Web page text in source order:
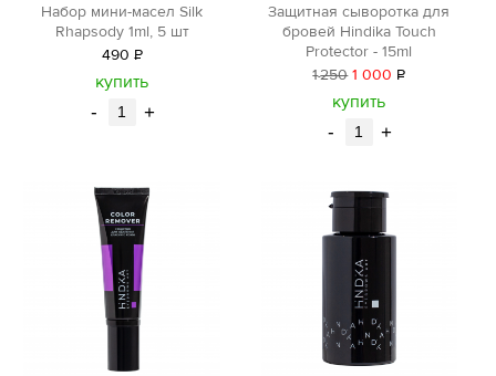
Набор мини-масел Silk
Rhapsody 1ml, 5 шт
490 Р
уб.
купить
- +
Защитная сыворотка для
бровей Hindika Touch
Protector - 15ml
1250 1 000 Р
купить
- +